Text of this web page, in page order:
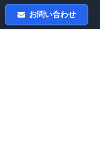
お問い合わせ